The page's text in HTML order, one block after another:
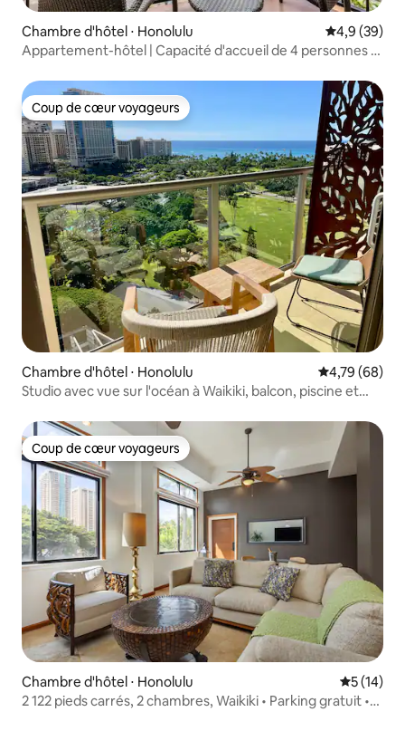
Chambre d'hôtel ⋅ Honolulu Évaluation
4,9 (39)
Appartement-hôtel | Capacité d'accueil de 4 personnes |
Coup de cœur voyageurs
Coup de cœur voyageurs
Chambre d'hôtel ⋅ Honolulu Évaluation
4,79 (68)
Studio avec vue sur l'océan à Waikiki, balcon, piscine et
Coup de cœur voyageurs
Coup de cœur voyageurs
Chambre d'hôtel ⋅ Honolulu
5 (14)
2 122 pieds carrés, 2 chambres, Waikiki • Parking gratuit •